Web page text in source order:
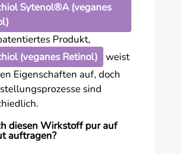
Sytenol®A (veganes
Produkt,
(veganes Retinol)
weist
Eigenschaften auf, doch
sind
diesen Wirkstoff pur auf
auftragen?